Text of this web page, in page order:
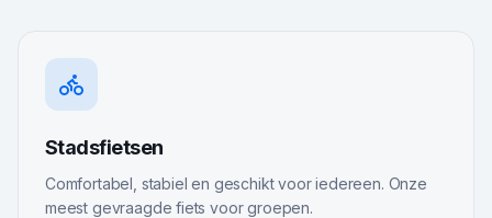
Stadsfietsen
Comfortabel, stabiel en geschikt voor iedereen. Onze
meest gevraagde fiets voor groepen.